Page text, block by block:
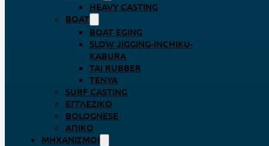
HEAVY CASTING
BOAT
BOAT EGING
SLOW JIGGING-INCHIKU-
KABURA
TAI RUBBER
TENYA
SURF CASTING
ΕΓΓΛΈΖΙΚΟ
BOLOGNESE
ΑΠΊΚΟ
ΜΗΧΑΝΙΣΜΟΊ